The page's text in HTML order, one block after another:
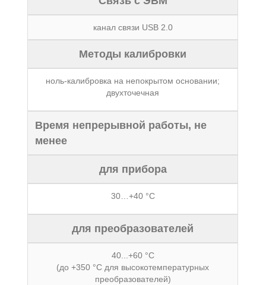
канал связи USB 2.0
Методы калибровки
ноль-калибровка на непокрытом основании;
двухточечная
Время непрерывной работы, не
менее
для прибора
30…+40 °С
для преобразователей
40...+60 °С
(до +350 °С для высокотемпературных
преобразователей)